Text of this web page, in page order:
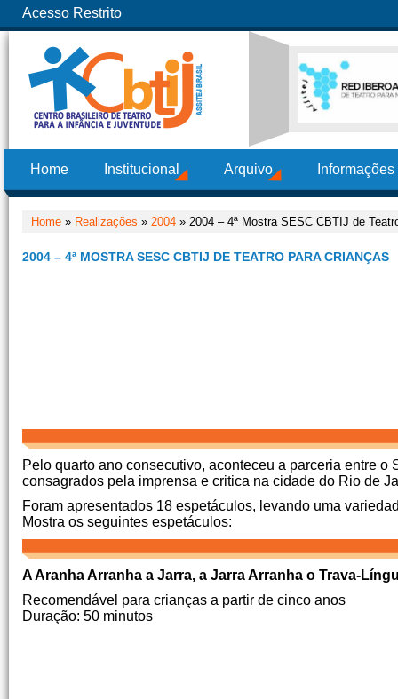
Acesso Restrito
Home Institucional Arquivo
Home » Realizações » 2004 » 2004 – 4ª Mostra SESC CBTIJ de
2004 – 4ª MOSTRA SESC CBTIJ DE TEATRO PARA CRIANÇAS
Pelo quarto ano consecutivo, aconteceu a parceria entre
consagrados pela imprensa e critica na cidade do Rio de
Foram apresentados 18 espetáculos, levando uma
Mostra os seguintes espetáculos:
A Aranha Arranha a Jarra, a Jarra Arranha o Trava-
Recomendável para crianças a partir de cinco anos
Duração: 50 minutos